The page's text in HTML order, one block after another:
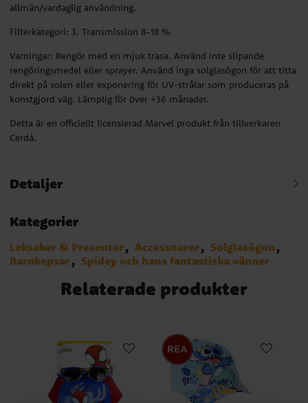
allmän/vardaglig användning.
Filterkategori: 3. Transmission 8-18 %
Varningar: Rengör med en mjuk trasa. Använd inte slipande
rengöringsmedel eller sprayer. Använd inga solglasögon för att titta
direkt på solen eller exponering för UV-strålar som produceras på
konstgjord väg. Lämplig för över +36 månader.
Detta är en officiellt licensierad Marvel produkt från tillverkaren
Cerdá.
Detaljer
Kategorier
Leksaker & Presenter Accessoarer
Solglasögon
Barnkepsar
Spidey och hans fantastiska vänner
Relaterade produkter